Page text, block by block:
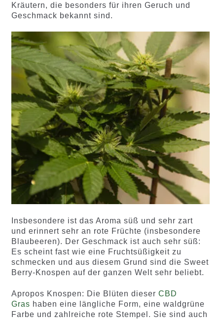
Kräutern, die besonders für ihren Geruch und
Geschmack bekannt sind.
Insbesondere ist das Aroma süß und sehr zart
und erinnert sehr an rote Früchte (insbesondere
Blaubeeren). Der Geschmack ist auch sehr süß:
Es scheint fast wie eine Fruchtsüßigkeit zu
schmecken und aus diesem Grund sind die Sweet
Berry-Knospen auf der ganzen Welt sehr beliebt.
Apropos Knospen: Die Blüten dieser CBD
Gras haben eine längliche Form, eine waldgrüne
Farbe und zahlreiche rote Stempel. Sie sind auch